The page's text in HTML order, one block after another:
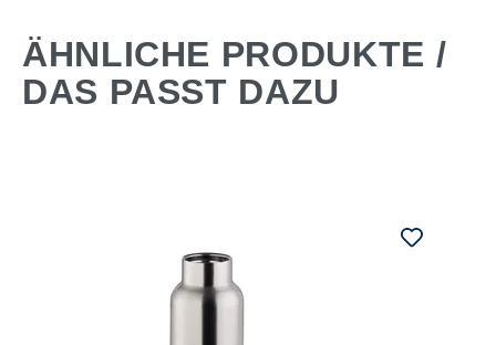
ÄHNLICHE PRODUKTE /
DAS PASST DAZU